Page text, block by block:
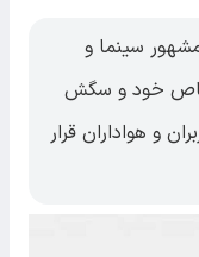
مشهور سینما و
خاص خود و سگش
و هواداران قرار